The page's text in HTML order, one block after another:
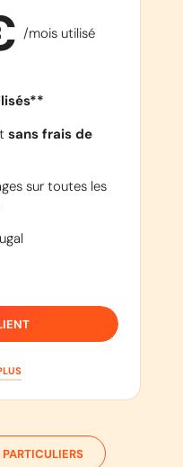
/mois utilisé
sans frais de
sur toutes les